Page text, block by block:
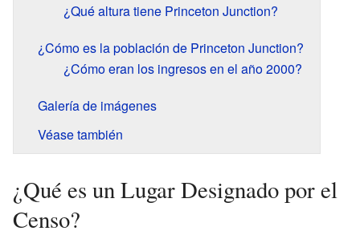
¿Qué altura tiene Princeton Junction?
¿Cómo es la población de Princeton Junction?
¿Cómo eran los ingresos en el año 2000?
Galería de imágenes
Véase también
¿Qué es un Lugar Designado por el
Censo?